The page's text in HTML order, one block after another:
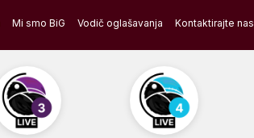
Mi smo BiG Vodič oglašavanja Kontaktirajte nas